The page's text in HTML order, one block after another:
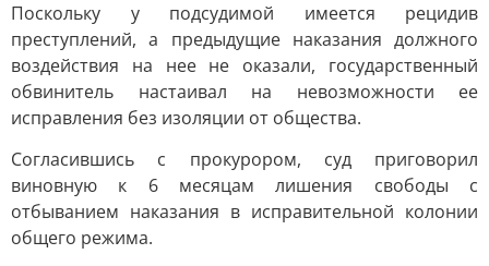
Поскольку у подсудимой имеется рецидив
преступлений, а предыдущие наказания должного
воздействия на нее не оказали, государственный
обвинитель настаивал на невозможности ее
исправления без изоляции от общества.
Согласившись с прокурором, суд приговорил
виновную к 6 месяцам лишения свободы с
отбыванием наказания в исправительной колонии
общего режима.